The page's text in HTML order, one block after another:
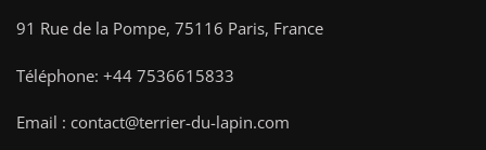
91 Rue de la Pompe, 75116 Paris, France
Téléphone: +44 7536615833
Email : contact@terrier-du-lapin.com